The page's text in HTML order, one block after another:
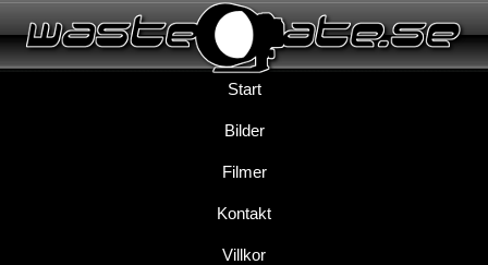
Start
Bilder
Filmer
Kontakt
Villkor